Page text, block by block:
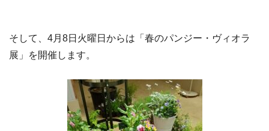
そして、4月8日火曜日からは「春のパンジー・ヴィオラ
展」を開催します。